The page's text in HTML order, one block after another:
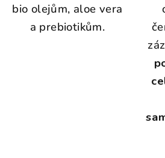
bio olejům, aloe vera
a prebiotikům.